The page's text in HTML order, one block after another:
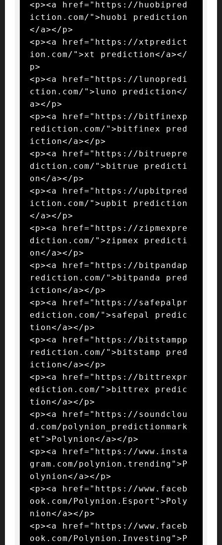
<p><a href="https://huobipred
iction.com/">huobi prediction
</a></p>
<p><a href="https://xtpredict
ion.com/">xt prediction</a></
p>
<p><a href="https://lunopredi
ction.com/">luno prediction</
a></p>
<p><a href="https://bitfinexp
rediction.com/">bitfinex pred
iction</a></p>
<p><a href="https://bitruepre
diction.com/">bitrue predicti
on</a></p>
<p><a href="https://upbitpred
iction.com/">upbit prediction
</a></p>
<p><a href="https://zipmexpre
diction.com/">zipmex predicti
on</a></p>
<p><a href="https://bitpandap
rediction.com/">bitpanda pred
iction</a></p>
<p><a href="https://safepalpr
ediction.com/">safepal predic
tion</a></p>
<p><a href="https://bitstampp
rediction.com/">bitstamp pred
iction</a></p>
<p><a href="https://bittrexpr
ediction.com/">bittrex predic
tion</a></p>
<p><a href="https://soundclou
d.com/polynion_predictionmark
et">Polynion</a></p>
<p><a href="https://www.insta
gram.com/polynion.trending">P
olynion</a></p>
<p><a href="https://www.faceb
ook.com/Polynion.Esport">Poly
nion</a></p>
<p><a href="https://www.faceb
ook.com/Polynion.Investing">P